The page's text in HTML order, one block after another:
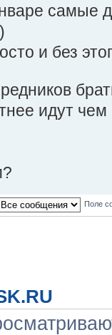
и без
идут
Поле